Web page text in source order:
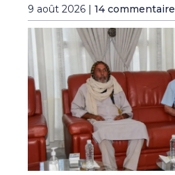
9 août 2026 | 14